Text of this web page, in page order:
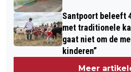
Santpoort beleeft
met traditionele
gaat niet om de
kinderen”
Meer